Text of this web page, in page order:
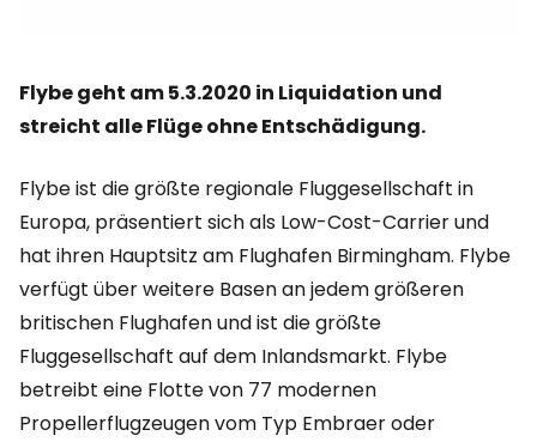
Flybe geht am 5.3.2020 in Liquidation und
streicht alle Flüge ohne Entschädigung.
Flybe ist die größte regionale Fluggesellschaft in
Europa, präsentiert sich als Low-Cost-Carrier und
hat ihren Hauptsitz am Flughafen Birmingham. Flybe
verfügt über weitere Basen an jedem größeren
britischen Flughafen und ist die größte
Fluggesellschaft auf dem Inlandsmarkt. Flybe
betreibt eine Flotte von 77 modernen
Propellerflugzeugen vom Typ Embraer oder